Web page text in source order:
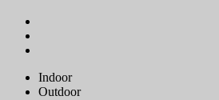
Indoor
Outdoor